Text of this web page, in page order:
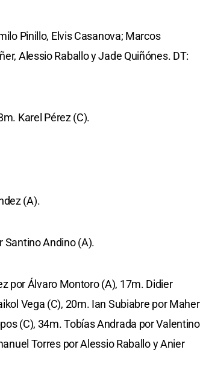
Pinillo, Elvis Casanova; Marcos
Alessio Raballo y Jade Quiñónes. DT:
Karel Pérez (C).
(A).
Santino Andino (A).
por Álvaro Montoro (A), 17m. Didier
Vega (C), 20m. Ian Subiabre por Maher
(C), 34m. Tobías Andrada por Valentino
Torres por Alessio Raballo y Anier